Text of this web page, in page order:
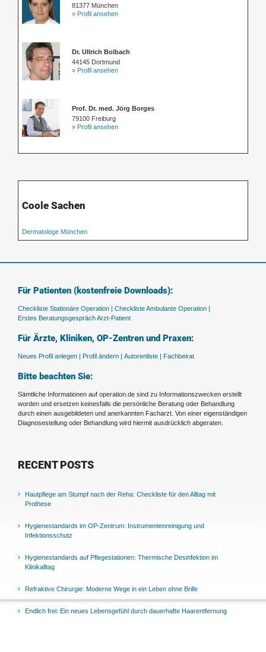
81377 München
» Profil ansehen
Dr. Ullrich Bolbach
44145 Dortmund
» Profil ansehen
Prof. Dr. med. Jörg Borges
79100 Freiburg
» Profil ansehen
Coole Sachen
Dermatologe München
Für Patienten (kostenfreie Downloads):
Checkliste Stationäre Operation | Checkliste Ambulante Operation |
Erstes Beratungsgespräch Arzt-Patient
Für Ärzte, Kliniken, OP-Zentren und Praxen:
Neues Profil anlegen | Profil ändern | Autorenliste | Fachbeirat
Bitte beachten Sie:
Sämtliche Informationen auf operation.de sind zu Informationszwecken erstellt
worden und ersetzen keinesfalls die persönliche Beratung oder Behandlung
durch einen ausgebildeten und anerkannten Facharzt. Von einer eigenständigen
Diagnosestellung oder Behandlung wird hiermit ausdrücklich abgeraten.
RECENT POSTS
Hautpflege am Stumpf nach der Reha: Checkliste für den Alltag mit
Prothese
Hygienestandards im OP-Zentrum: Instrumentenreinigung und
Infektionsschutz
Hygienestandards auf Pflegestationen: Thermische Desinfektion im
Klinikalltag
Refraktive Chirurgie: Moderne Wege in ein Leben ohne Brille
Endlich frei: Ein neues Lebensgefühl durch dauerhafte Haarentfernung